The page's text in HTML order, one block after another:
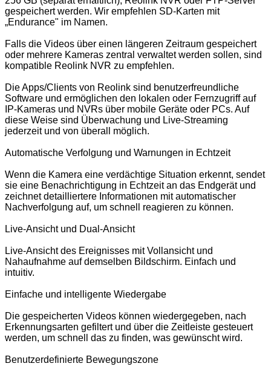
gespeichert werden. Wir empfehlen SD-Karten mit
„Endurance" im Namen.
Falls die Videos über einen längeren Zeitraum gespeichert
oder mehrere Kameras zentral verwaltet werden sollen, sind
kompatible Reolink NVR zu empfehlen.
Die Apps/Clients von Reolink sind benutzerfreundliche
Software und ermöglichen den lokalen oder Fernzugriff auf
IP-Kameras und NVRs über mobile Geräte oder PCs. Auf
diese Weise sind Überwachung und Live-Streaming
jederzeit und von überall möglich.
Automatische Verfolgung und Warnungen in Echtzeit
Wenn die Kamera eine verdächtige Situation erkennt, sendet
sie eine Benachrichtigung in Echtzeit an das Endgerät und
zeichnet detailliertere Informationen mit automatischer
Nachverfolgung auf, um schnell reagieren zu können.
Live-Ansicht und Dual-Ansicht
Live-Ansicht des Ereignisses mit Vollansicht und
Nahaufnahme auf demselben Bildschirm. Einfach und
intuitiv.
Einfache und intelligente Wiedergabe
Die gespeicherten Videos können wiedergegeben, nach
Erkennungsarten gefiltert und über die Zeitleiste gesteuert
werden, um schnell das zu finden, was gewünscht wird.
Benutzerdefinierte Bewegungszone